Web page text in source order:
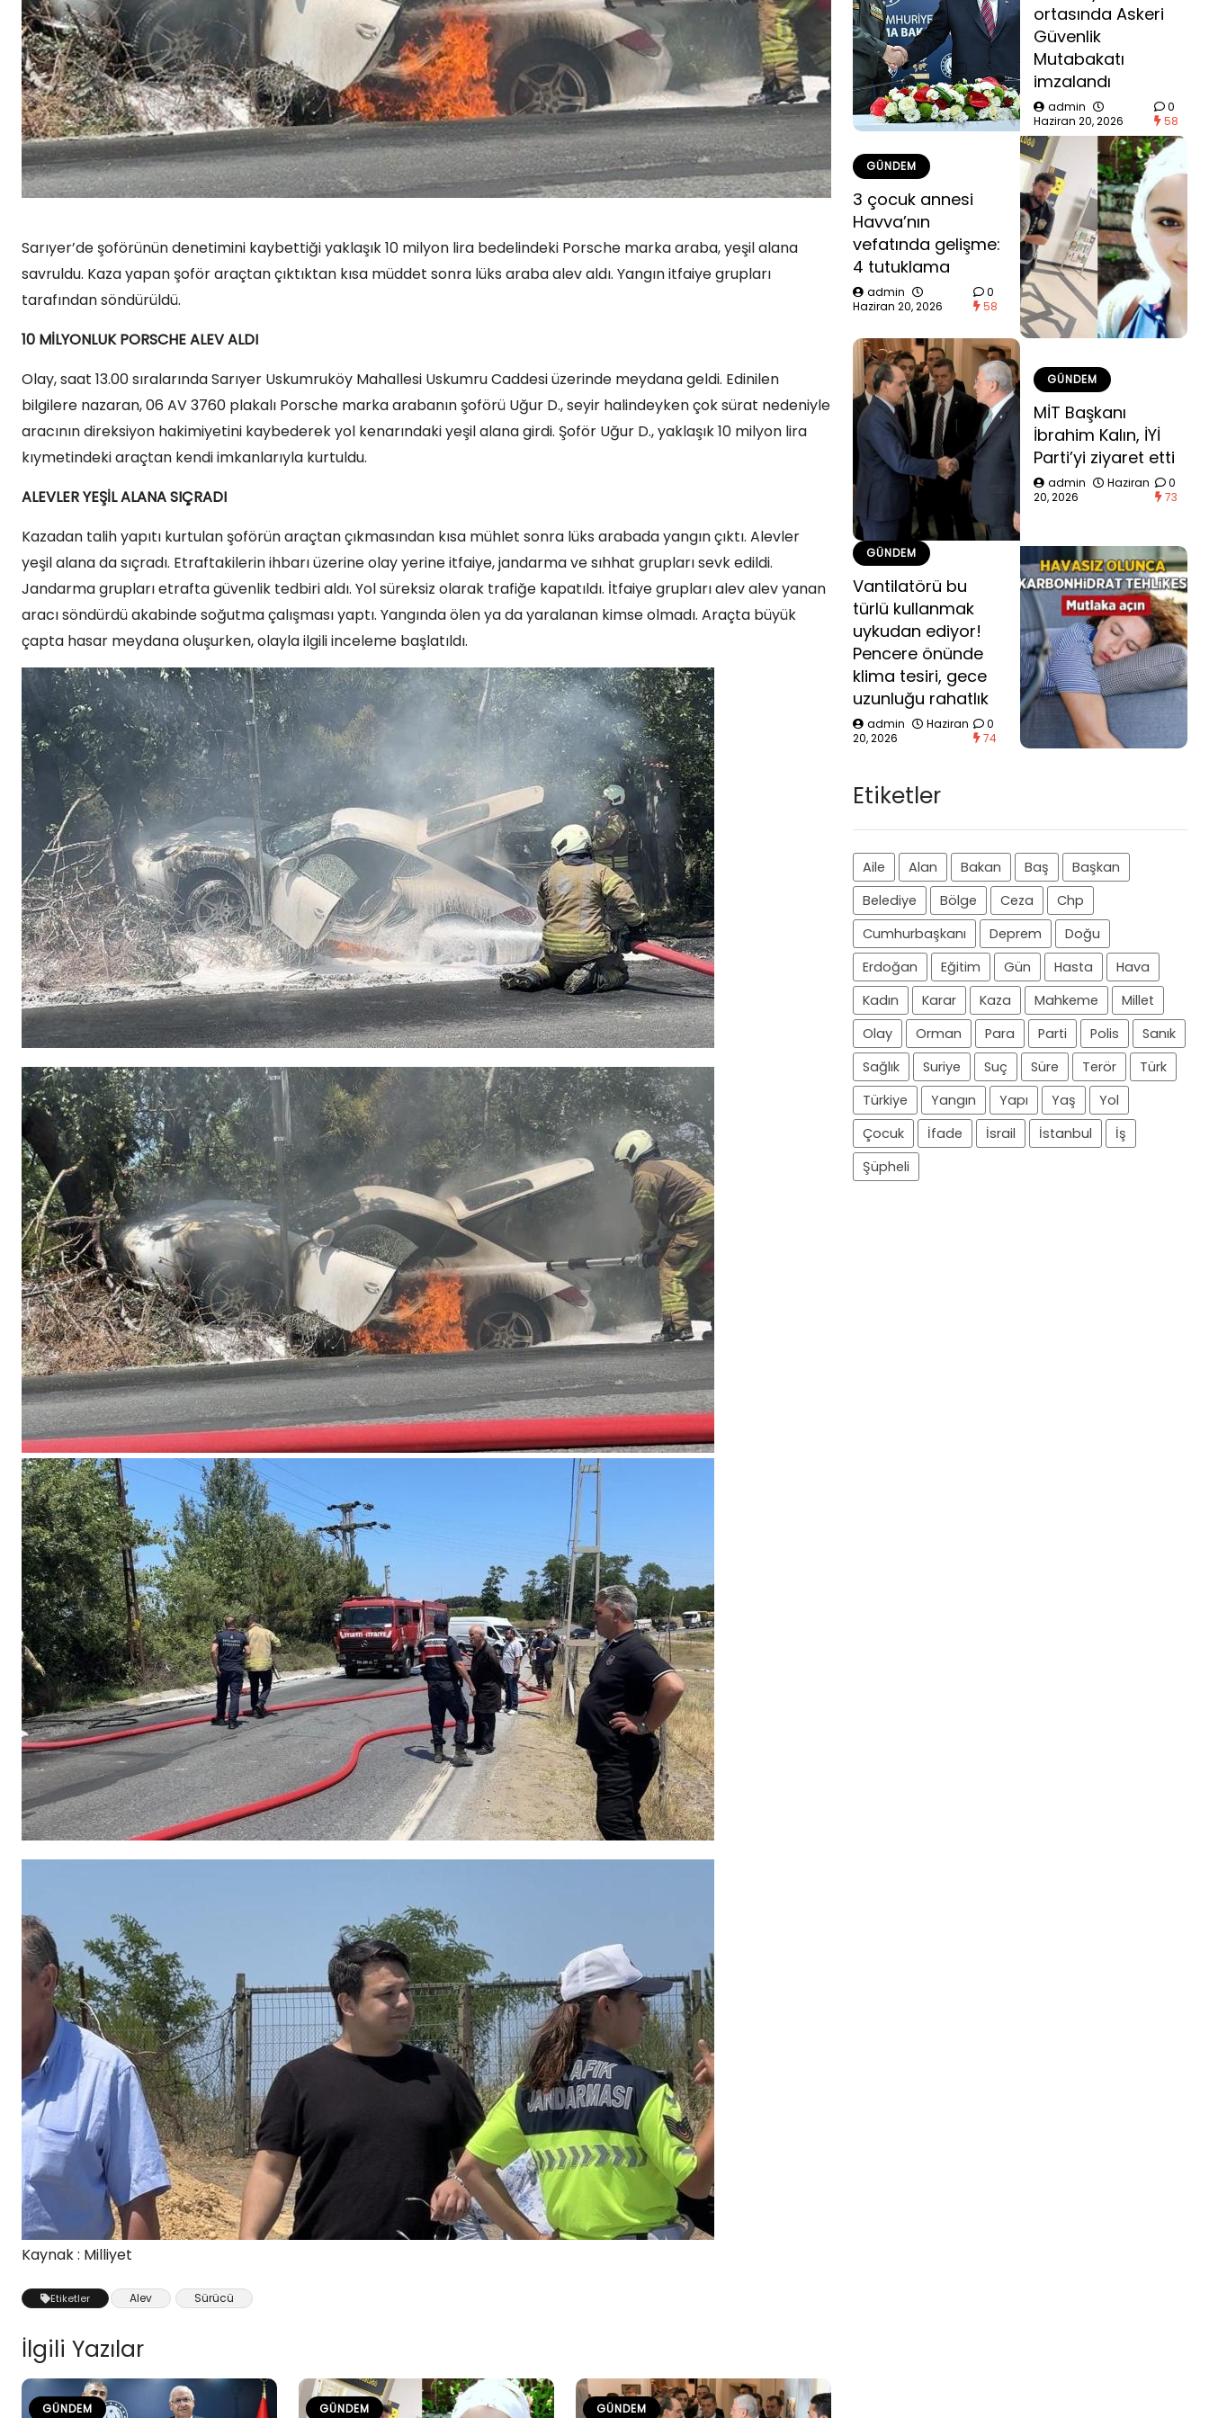
Sarıyer’de şoförünün denetimini kaybettiği yaklaşık 10 milyon lira bedelindeki Porsche marka araba, yeşil alana
savruldu. Kaza yapan şoför araçtan çıktıktan kısa müddet sonra lüks araba alev aldı. Yangın itfaiye grupları
tarafından söndürüldü.
10 MİLYONLUK PORSCHE ALEV ALDI
Olay, saat 13.00 sıralarında Sarıyer Uskumruköy Mahallesi Uskumru Caddesi üzerinde meydana geldi. Edinilen
bilgilere nazaran, 06 AV 3760 plakalı Porsche marka arabanın şoförü Uğur D., seyir halindeyken çok sürat nedeniyle
aracının direksiyon hakimiyetini kaybederek yol kenarındaki yeşil alana girdi. Şoför Uğur D., yaklaşık 10 milyon lira
kıymetindeki araçtan kendi imkanlarıyla kurtuldu.
ALEVLER YEŞİL ALANA SIÇRADI
Kazadan talih yapıtı kurtulan şoförün araçtan çıkmasından kısa mühlet sonra lüks arabada yangın çıktı. Alevler
yeşil alana da sıçradı. Etraftakilerin ihbarı üzerine olay yerine itfaiye, jandarma ve sıhhat grupları sevk edildi.
Jandarma grupları etrafta güvenlik tedbiri aldı. Yol süreksiz olarak trafiğe kapatıldı. İtfaiye grupları alev alev yanan
aracı söndürdü akabinde soğutma çalışması yaptı. Yangında ölen ya da yaralanan kimse olmadı. Araçta büyük
çapta hasar meydana oluşurken, olayla ilgili inceleme başlatıldı.
Kaynak : Milliyet
Etiketler Alev Sürücü
İlgili Yazılar
GÜNDEM GÜNDEM GÜNDEM
ortasında Askeri
Güvenlik
Mutabakatı
imzalandı
admin
Haziran 20, 2026
0
58
GÜNDEM
3 çocuk annesi
Havva’nın
vefatında gelişme:
4 tutuklama
admin
Haziran 20, 2026
0
58
GÜNDEM
MİT Başkanı
İbrahim Kalın, İYİ
Parti’yi ziyaret etti
admin
Haziran
20, 2026
0
73
GÜNDEM
Vantilatörü bu
türlü kullanmak
uykudan ediyor!
Pencere önünde
klima tesiri, gece
uzunluğu rahatlık
admin
Haziran
20, 2026
0
74
Etiketler
Aile Alan Bakan Baş
Başkan
Belediye
Bölge Ceza
Chp
Cumhurbaşkanı
Deprem
Doğu
Erdoğan
Eğitim Gün Hasta
Hava
Kadın
Karar Kaza Mahkeme
Millet
Olay
Orman Para Parti Polis
Sanık
Sağlık
Suriye Suç Süre Terör
Türk
Türkiye
Yangın Yapı Yaş
Yol
Çocuk
İfade İsrail İstanbul
İş
Şüpheli